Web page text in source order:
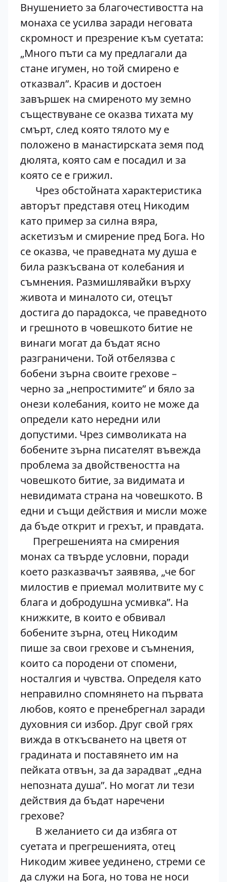
Внушението за благочестивостта на
монаха се усилва заради неговата
скромност и презрение към суетата:
„Много пъти са му предлагали да
стане игумен, но той смирено е
отказвал”. Красив и достоен
завършек на смиреното му земно
съществуване се оказва тихата му
смърт, след която тялото му е
положено в манастирската земя под
дюлята, която сам е посадил и за
която се е грижил.
Чрез обстойната характеристика
авторът представя отец Никодим
като пример за силна вяра,
аскетизъм и смирение пред Бога. Но
се оказва, че праведната му душа е
била разкъсвана от колебания и
съмнения. Размишлявайки върху
живота и миналото си, отецът
достига до парадокса, че праведното
и грешното в човешкото битие не
винаги могат да бъдат ясно
разграничени. Той отбелязва с
бобени зърна своите грехове –
черно за „непростимите” и бяло за
онези колебания, които не може да
определи като нередни или
допустими. Чрез символиката на
бобените зърна писателят въвежда
проблема за двойствеността на
човешкото битие, за видимата и
невидимата страна на човешкото. В
едни и същи действия и мисли може
да бъде открит и грехът, и правдата.
Прегрешенията на смирения
монах са твърде условни, поради
което разказвачът заявява, „че бог
милостив е приемал молитвите му с
блага и добродушна усмивка”. На
книжките, в които е обвивал
бобените зърна, отец Никодим
пише за свои грехове и съмнения,
които са породени от спомени,
носталгия и чувства. Определя като
неправилно спомнянето на първата
любов, която е пренебрегнал заради
духовния си избор. Друг свой грях
вижда в откъсването на цветя от
градината и поставянето им на
пейката отвън, за да зарадват „една
непозната душа”. Но могат ли тези
действия да бъдат наречени
грехове?
В желанието си да избяга от
суетата и прегрешенията, отец
Никодим живее уединено, стреми се
да служи на Бога, но това не носи